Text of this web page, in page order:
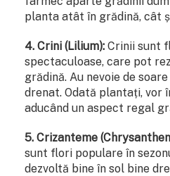
planta atât în grădină, cât
4. Crini (Lilium): Crinii sunt
spectaculoase, care pot
grădină. Au nevoie de
drenat. Odată plantați, vor
aducând un aspect regal
5. Crizanteme
sunt flori populare în
dezvoltă bine în sol bine